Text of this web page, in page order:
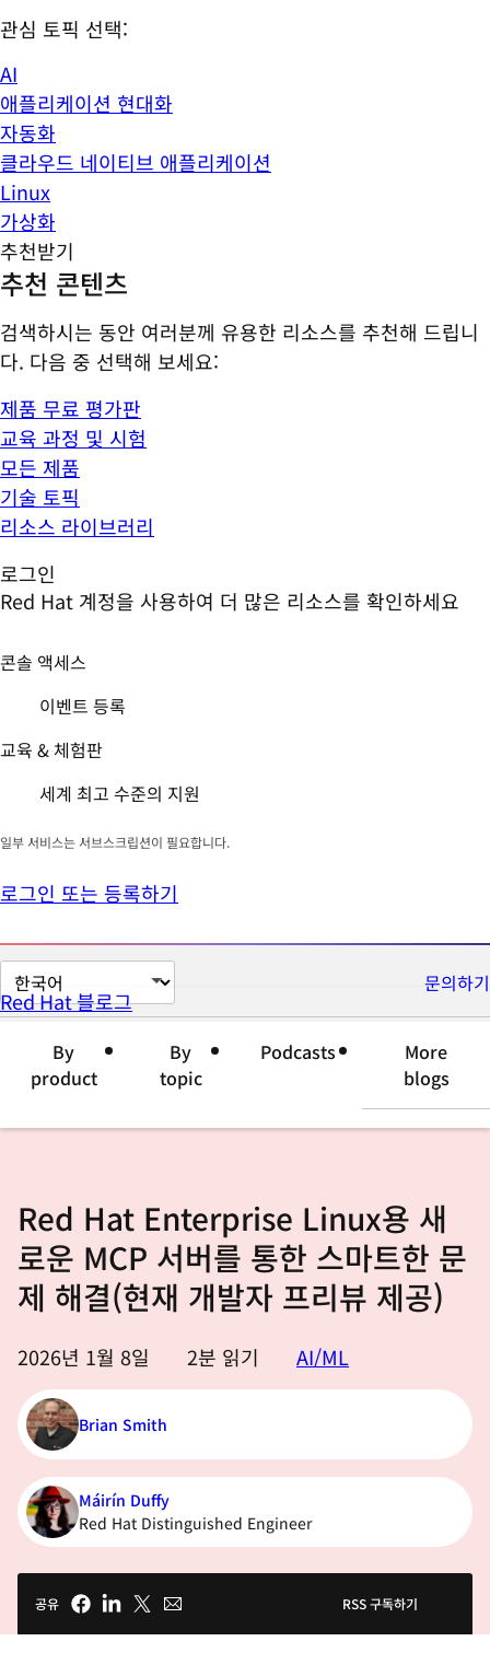
관심 토픽 선택:
AI
애플리케이션 현대화
자동화
클라우드 네이티브 애플리케이션
Linux
가상화
추천받기
추천 콘텐츠
검색하시는 동안 여러분께 유용한 리소스를 추천해 드립니
다. 다음 중 선택해 보세요:
제품 무료 평가판
교육 과정 및 시험
모든 제품
기술 토픽
리소스 라이브러리
로그인
Red Hat 계정을 사용하여 더 많은 리소스를 확인하세요
콘솔 액세스
이벤트 등록
교육 & 체험판
세계 최고 수준의 지원
일부 서비스는 서브스크립션이 필요합니다.
로그인 또는 등록하기
페
이
변
문의하기
Red Hat 블로그
By
product
By
topic
Podcasts
More
blogs
Red Hat Enterprise Linux용 새
로운 MCP 서버를 통한 스마트한 문
제 해결(현재 개발자 프리뷰 제공)
2026년 1월 8일 2분 읽기 AI/ML
Brian Smith
Máirín Duffy
Red Hat Distinguished Engineer
공유 RSS 구독하기